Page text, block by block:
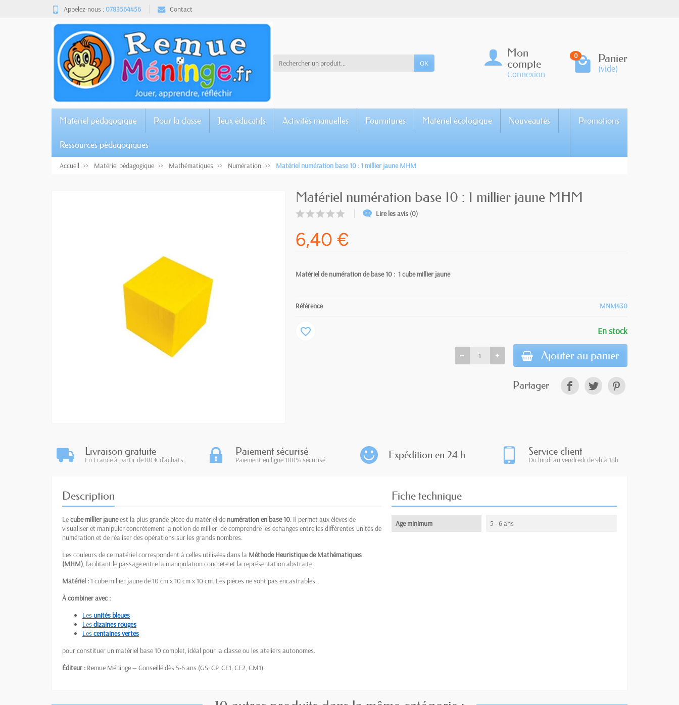
Appelez-nous : 0783564456 Contact
OK
Mon
compte
Connexion
0 Panier
(vide)
Matériel pédagogique Pour la classe Jeux éducatifs Activités manuelles Fournitures Matériel écologique Nouveautés
Ressources pédagogiques
Promotions
Accueil Matériel pédagogique Mathématiques Numération Matériel numération base 10 : 1 millier jaune MHM
Matériel numération base 10 : 1 millier jaune MHM
Lire les avis (0)
6,40 €
Matériel de numération de base 10 : 1 cube millier jaune
Référence MNM430
En stock
Ajouter au panier
favorite_border
Partager
Livraison gratuite
En France à partir de 80 € d'achats
Paiement sécurisé
Paiement en ligne 100% sécurisé Expédition en 24 h Service client
Du lundi au vendredi de 9h à 18h
Description
Lecube millier jauneest la plus grande pièce du matériel de numération en base 10. Il permet aux élèves de
visualiser et manipuler concrètement la notion de millier, de comprendre les échanges entre les différentes unités de
numération et de réaliser des opérations sur les grands nombres.
Les couleurs de ce matériel correspondent à celles utilisées dans la Méthode Heuristique de Mathématiques
(MHM), facilitant le passage entre la manipulation concrète et la représentation abstraite.
Matériel : 1 cube millier jaune de 10 cm x 10 cm x 10 cm. Les pièces ne sont pas encastrables.
À combiner avec :
Les unités bleues
Lesdizaines rouges
Lescentaines vertes
pour constituer un matériel base 10 complet, idéal pour la classe ou les ateliers autonomes.
Éditeur : Remue Méninge — Conseillé dès 5-6 ans (GS, CP, CE1, CE2, CM1).
Fiche technique
Age minimum 5 - 6 ans